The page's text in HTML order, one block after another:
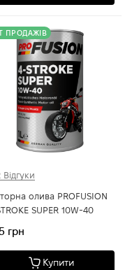
ПРОДАЖІВ
Відгуки
олива PROFUSION
SUPER 10W-40
грн
Купити